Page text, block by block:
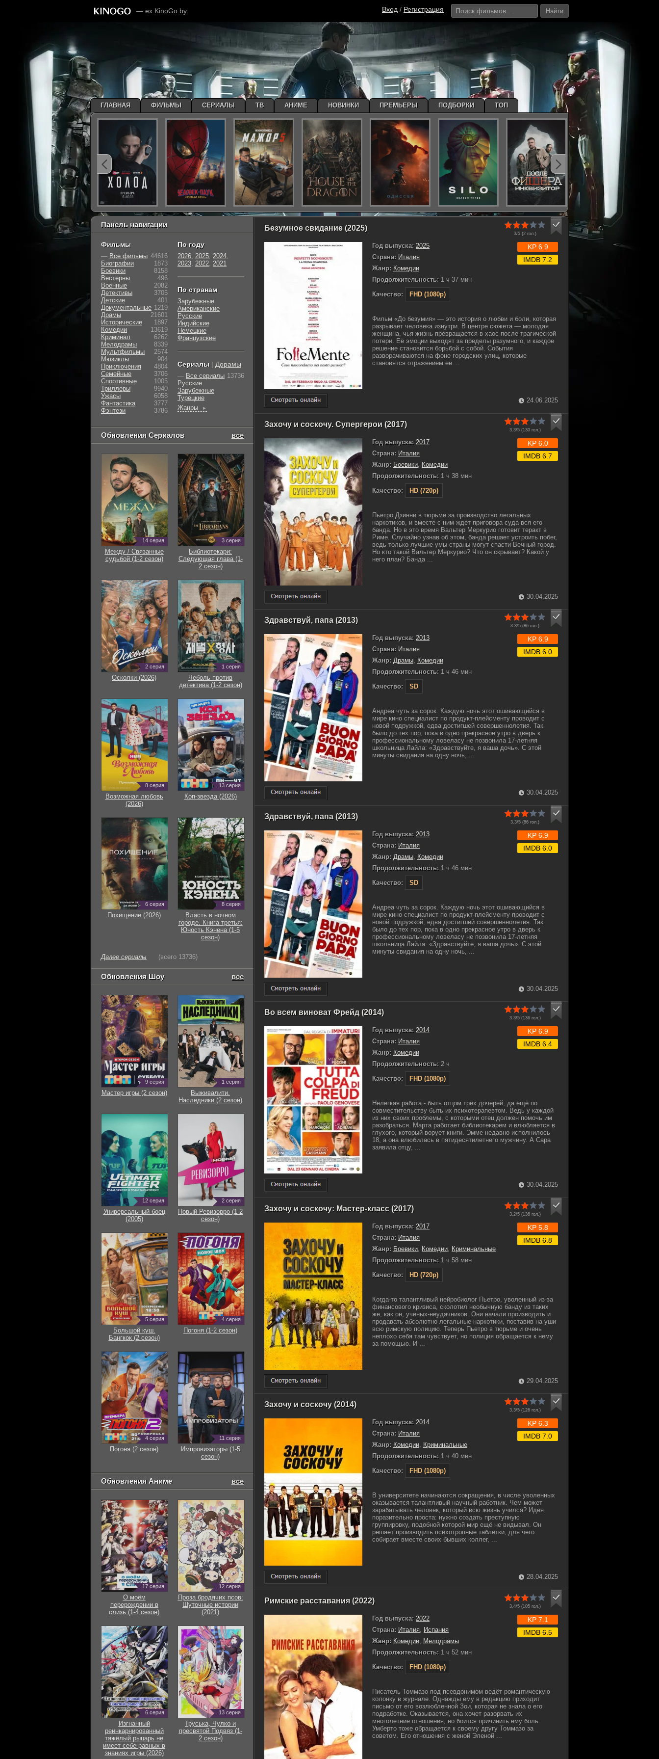
— ex KinoGo.by Вход / Регистрация Найти
Безумное свидание (2025)
3/5 (2гол.)
Год выпуска: 2025
Страна: Италия
Жанр: Комедии
Продолжительность: 1 ч 37 мин
Качество:
FHD (1080p)
KP 6.9
IMDB 7.2
Фильм «До безумия» — это история о любви и боли, которая
разрывает человека изнутри. В центре сюжета — молодая
женщина, чья жизнь превращается в хаос после трагической
потери. Её эмоции выходят за пределы разумного, и каждое
решение становится борьбой с собой. События
разворачиваются на фоне городских улиц, которые
становятся отражением её ...
24.06.2025
Захочу и соскочу. Супергерои (2017)
3.3/5 (130гол.)
Год выпуска: 2017
Страна: Италия
Жанр: Боевики Комедии
Продолжительность: 1 ч 38 мин
Качество:
HD (720p)
KP 6.0
IMDB 6.7
Пьетро Дзинни в тюрьме за производство легальных
наркотиков, и вместе с ним ждет приговора суда вся его
банда. Но в это время Вальтер Меркурио готовит теракт в
Риме. Случайно узнав об этом, банда решает устроить побег,
ведь только лучшие умы страны могут спасти Вечный город.
Но кто такой Вальтер Меркурио? Что он скрывает? Какой у
него план? Банда ...
30.04.2025
Здравствуй, папа (2013)
3.3/5 (86 гол.)
Год выпуска: 2013
Страна: Италия
Жанр: Драмы, Комедии
Продолжительность: 1 ч 46 мин
Качество:
SD
KP 6.9
IMDB 6.0
Андреа чуть за сорок. Каждую ночь этот ошивающийся в
мире кино специалист по продукт-плейсменту проводит с
новой подружкой, едва достигшей совершеннолетия. Так
было до тех пор, пока в одно прекрасное утро в дверь к
профессиональному ловеласу не позвонила 17-летняя
школьница Лайла: «Здравствуйте, я ваша дочь». С этой
минуты свидания на одну ночь, ...
30.04.2025
Здравствуй, папа (2013)
3.3/5 (86 гол.)
Год выпуска: 2013
Страна: Италия
Жанр: Драмы Комедии
Продолжительность: 1 ч 46 мин
Качество:
SD
KP 6.9
IMDB 6.0
Андреа чуть за сорок. Каждую ночь этот ошивающийся в
мире кино специалист по продукт-плейсменту проводит с
новой подружкой, едва достигшей совершеннолетия. Так
было до тех пор, пока в одно прекрасное утро в дверь к
профессиональному ловеласу не позвонила 17-летняя
школьница Лайла: «Здравствуйте, я ваша дочь». С этой
минуты свидания на одну ночь, ...
30.04.2025
Во всем виноват Фрейд (2014)
3.3/5 (136гол.)
Год выпуска: 2014
Страна: Италия
Жанр: Комедии
Продолжительность: 2 ч
Качество:
FHD (1080p)
KP 6.9
IMDB 6.4
Нелегкая работа - быть отцом трёх дочерей, да ещё по
совместительству быть их психотерапевтом. Ведь у каждой
из них своих проблемы, с которыми отец должен помочь им
разобраться. Марта работает библиотекарем и влюбляется в
глухого, который ворует книги. Эмме недавно исполнилось
18, а она влюбилась в пятидесятилетнего мужчину. А Сара
заявила отцу, ...
30.04.2025
Захочу и соскочу: Мастер-класс (2017)
3.2/5 (136гол.)
Год выпуска: 2017
Страна: Италия
Жанр: Боевики Комедии Криминальные
Продолжительность: 1 ч 58 мин
Качество:
HD (720p)
KP 5.8
IMDB 6.8
Когда-то талантливый нейробиолог Пьетро, уволенный из-за
финансового кризиса, сколотил необычную банду из таких
же, как он, ученых-неудачников. Они начали производить и
продавать абсолютно легальные наркотики, поставив на уши
всю римскую полицию. Теперь Пьетро в тюрьме и очень
неплохо себя там чувствует, но полиция обращается к нему
за помощью. И ...
29.04.2025
Захочу и соскочу (2014)
3.3/5 (126гол.)
Год выпуска: 2014
Страна: Италия
Жанр: Комедии, Криминальные
Продолжительность: 1 ч 40 мин
Качество:
FHD (1080p)
KP 6.3
IMDB 7.0
В университете начинаются сокращения, в числе уволенных
оказывается талантливый научный работник. Чем может
зарабатывать человек, который всю жизнь учился? Идея
поразительно проста: нужно создать преступную
группировку, подобной которой мир ещё не видывал. Он
решает производить психотропные таблетки, для чего
собирает вместе своих бывших коллег, ...
28.04.2025
Римские расставания (2022)
3.4/5 (105гол.)
Год выпуска: 2022
Страна: Италия Испания
Жанр: Комедии Мелодрамы
Продолжительность: 1 ч 52 мин
Качество:
FHD (1080p)
KP 7.1
IMDB 6.5
Писатель Томмазо под псевдонимом ведёт романтическую
колонку в журнале. Однажды ему в редакцию приходит
письмо от его возлюбленной Зои, которая не знала о его
подработке. Оказывается, она хочет разорвать их
многолетние отношения, но боится причинить ему боль.
Умберто тоже обращается к своему другу Томмазо за
советом. Его отношения с женой Эленой ...
Панель навигации
Фильмы
— Все фильмы 44616
Биографии
1873
Боевики
8158
Вестерны
496
Военные
2082
Детективы
3705
Детские
401
Документальные 1219
Драмы
21601
Исторические
1897
Комедии
13619
Криминал
6262
Мелодрамы
8339
Мультфильмы
2574
Мюзиклы
904
Приключения
4804
Семейные
3706
Cпортивные
1005
Триллеры
9940
Ужасы
6058
Фантастика
3777
Фэнтези
3786
По году
2026, 2025, 2024,
2023, 2022, 2021
По странам
Зарубежные
Американские
Русские
Индийские
Немецкие
Французские
Сериалы | Дорамы
— Все сериалы 13736
Русские
Зарубежные
Турецкие
Жанры
►
Обновления Сериалов все
14 серия
Между / Связанные
судьбой (1-2 сезон)
3 серия
Библиотекари:
Следующая глава (1-
2 сезон)
2 серия
Осколки (2026)
1 серия
Чеболь против
детектива (1-2 сезон)
8 серия
Возможная любовь
(2026)
13 серия
Коп-звезда (2026)
6 серия
Похищение (2026)
8 серия
Власть в ночном
городе. Книга третья:
Юность Кэнена (1-5
сезон)
Далее сериалы (всего 13736)
Обновления Шоу все
9 серия
Мастер игры (2 сезон)
1 серия
Выживалити.
Наследники (2 сезон)
12 серия
Универсальный боец
(2005)
2 серия
Новый Ревизорро (1-2
сезон)
5 серия
Большой куш.
Бангкок (2 сезон)
4 серия
Погоня (1-2 сезон)
4 серия
Погоня (2 сезон)
11 серия
Импровизаторы (1-5
сезон)
Обновления Аниме все
17 серия
О моём
перерождении в
слизь (1-4 сезон)
12 серия
Проза бродячих псов:
Шуточные истории
(2021)
6 серия
Изгнанный
реинкарнированный
тяжёлый рыцарь не
имеет себе равных в
знаниях игры (2026)
13 серия
Труська, Чулко и
пресвятой Подвяз (1-
2 сезон)
ГЛАВНАЯ ФИЛЬМЫ СЕРИАЛЫ ТВ АНИМЕ НОВИНКИ ПРЕМЬЕРЫ ПОДБОРКИ ТОП